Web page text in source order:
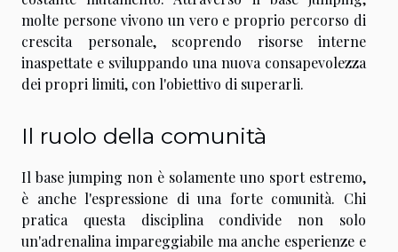
molte persone vivono un vero e proprio percorso di
crescita personale, scoprendo risorse interne
inaspettate e sviluppando una nuova consapevolezza
dei propri limiti, con l'obiettivo di superarli.
Il ruolo della comunità
Il base jumping non è solamente uno sport estremo,
è anche l'espressione di una forte comunità. Chi
pratica questa disciplina condivide non solo
un'adrenalina impareggiabile ma anche esperienze e